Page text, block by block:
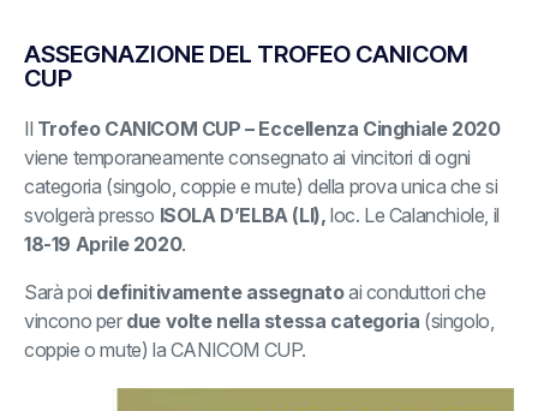
ASSEGNAZIONE DEL TROFEO CANICOM
CUP
Il Trofeo CANICOM CUP – Eccellenza Cinghiale 2020
viene temporaneamente consegnato ai vincitori di ogni
categoria (singolo, coppie e mute) della prova unica che si
svolgerà presso ISOLA D’ELBA (LI), loc. Le Calanchiole, il
18-19 Aprile 2020.
Sarà poi definitivamente assegnatoai conduttori che
vincono per due volte nella stessa categoria (singolo,
coppie o mute) la CANICOM CUP.